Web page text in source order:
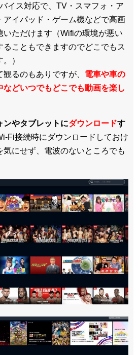
イス対応で、TV・スマフォ・ア
アイパッド・ゲーム機などで高画
いただけます（Wifiの環境が悪い
ることもできますのでどこでもス
）
るのもありですが、 電車や車の
どいつでもどこでも動画を楽し
ンやタブレットにダウンロードす
Fi接続時にダウンロードしておけ
気にせず、電波のないところでも